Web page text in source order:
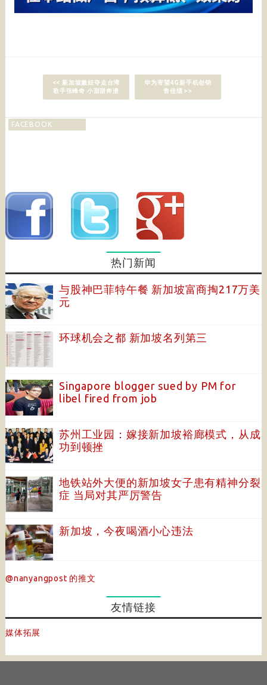
<< 新加坡嫩妞夺走台湾
歌手张峰奇 小甜甜奔溃
华为寄望4G新手机创销
售佳绩 >>
FACEBOOK
热门新闻
与股神巴菲特午餐 新加坡富商掏217万美
元
环球机会之都 新加坡名列第三
Singapore blogger sued by PM for
libel fired from job
苏州工业园：嫁接新加坡裕廊模式，从成
功到顿挫
地铁站外大便的新加坡女子患有精神分裂
症 当局对其严厉警告
新加坡，今夜喝酒小心违法
@nanyangpost 的推文
友情链接
媒体拓展